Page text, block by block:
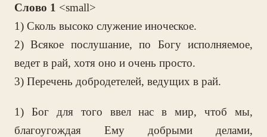
Слово 1 <small>
1) Сколь высоко служение иноческое.
2) Всякое послушание, по Богу исполняемое,
ведет в рай, хотя оно и очень просто.
3) Перечень добродетелей, ведущих в рай.
1) Бог для того ввел нас в мир, чтоб мы,
благоугождая Ему добрыми делами,